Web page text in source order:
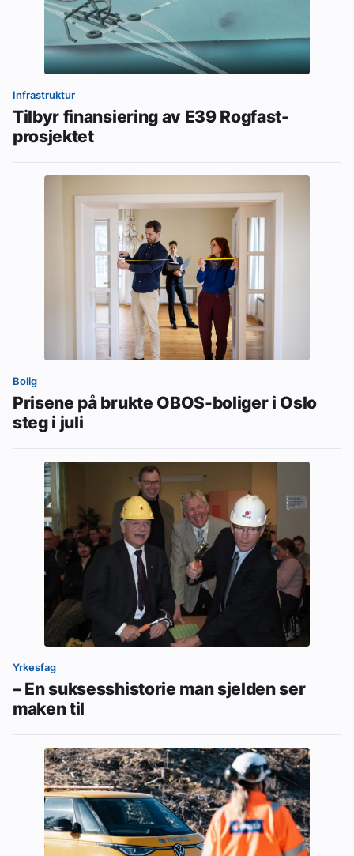
Infrastruktur
Tilbyr finansiering av E39 Rogfast-
prosjektet
Bolig
Prisene på brukte OBOS-boliger i Oslo
steg i juli
Yrkesfag
– En suksesshistorie man sjelden ser
maken til